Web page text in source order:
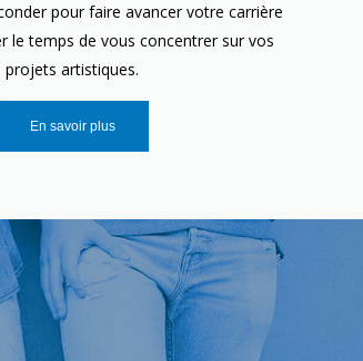
pour faire avancer votre carrière
le temps de vous concentrer sur vos
projets artistiques.
En savoir plus